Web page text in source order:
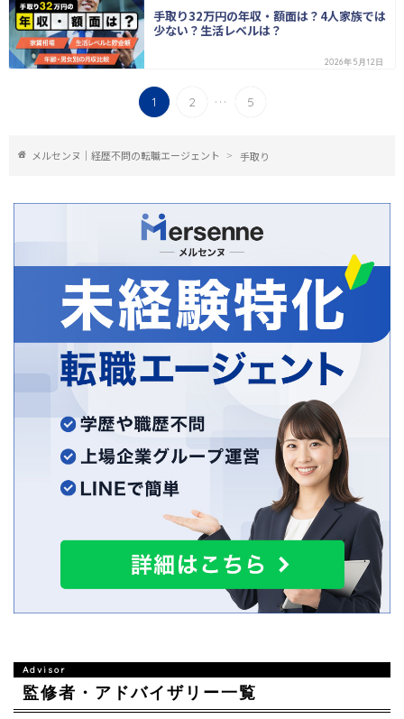
手取り32万円の年収・額面は？4人家族では
少ない？生活レベルは？
2026年5月12日
1 2 ... 5
メルセンヌ｜経歴不問の転職エージェント 手取り
監修者・アドバイザリー一覧